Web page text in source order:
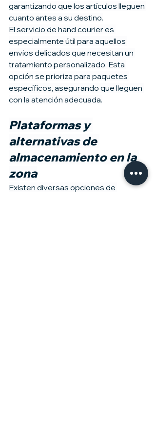
garantizando que los artículos lleguen
cuanto antes a su destino.
El servicio de hand courier es
especialmente útil para aquellos
envíos delicados que necesitan un
tratamiento personalizado. Esta
opción se prioriza para paquetes
específicos, asegurando que lleguen
con la atención adecuada.
Plataformas y
alternativas de
almacenamiento en la
zona
Existen diversas opciones de